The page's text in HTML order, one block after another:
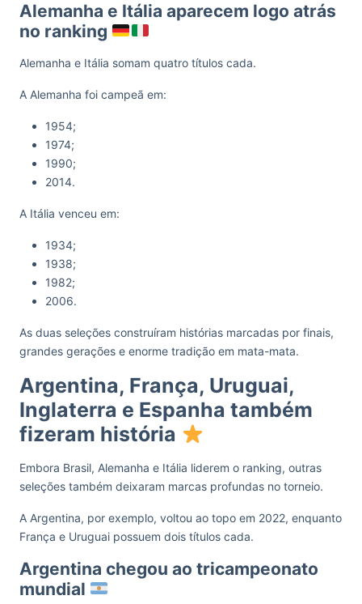
Alemanha e Itália aparecem logo atrás
no ranking
Alemanha e Itália somam quatro títulos cada.
A Alemanha foi campeã em:
1954;
1974;
1990;
2014.
A Itália venceu em:
1934;
1938;
1982;
2006.
As duas seleções construíram histórias marcadas por finais,
grandes gerações e enorme tradição em mata-mata.
Argentina, França, Uruguai,
Inglaterra e Espanha também
fizeram história
Embora Brasil, Alemanha e Itália liderem o ranking, outras
seleções também deixaram marcas profundas no torneio.
A Argentina, por exemplo, voltou ao topo em 2022, enquanto
França e Uruguai possuem dois títulos cada.
Argentina chegou ao tricampeonato
mundial